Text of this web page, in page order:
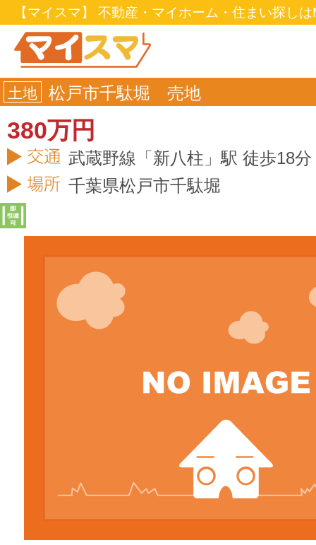
【マイスマ】 不動産・マイホーム・住まい探し
土地 松戸市千駄堀 売地
380万円
武蔵野線「新八柱」駅 徒歩18分
千葉県松戸市千駄堀